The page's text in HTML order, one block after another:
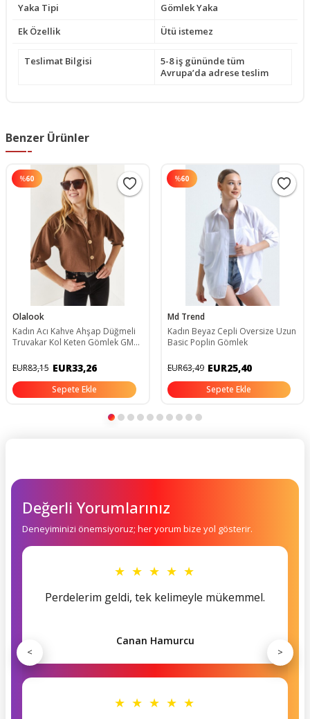
Yaka Tipi
Gömlek Yaka
Ek Özellik
Ütü istemez
Teslimat Bilgisi
5-8 iş gününde tüm
Avrupa’da adrese teslim
Benzer Ürünler
%60
Olalook
Kadın Acı Kahve Ahşap Düğmeli
Truvakar Kol Keten Gömlek GML-
EUR83,15 EUR33,26
Sepete Ekle
%60
Md Trend
Kadın Beyaz Cepli Oversize Uzun
Basic Poplin Gömlek
EUR63,49 EUR25,40
Sepete Ekle
Değerli Yorumlarınız
Deneyiminizi önemsiyoruz; her yorum bize yol gösterir.
★ ★ ★ ★ ★
Perdelerim geldi, tek kelimeyle mükemmel.
Canan Hamurcu
★ ★ ★ ★ ★
< >